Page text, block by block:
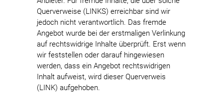
Querverweise (LINKS) erreichbar sind wir
jedoch nicht verantwortlich. Das fremde
Angebot wurde bei der erstmaligen Verlinkung
auf rechtswidrige Inhalte überprüft. Erst wenn
wir feststellen oder darauf hingewiesen
werden, dass ein Angebot rechtswidrigen
Inhalt aufweist, wird dieser Querverweis
(LINK) aufgehoben.